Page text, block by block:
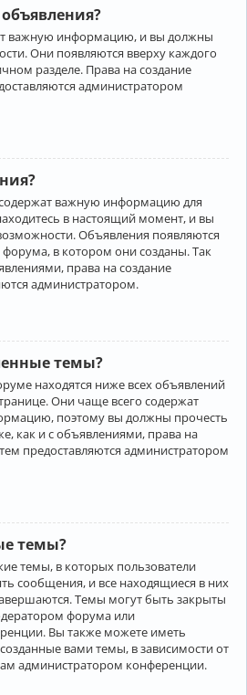
важную информацию, и вы должны
Они появляются вверху каждого
разделе. Права на создание
администратором
важную информацию для
в настоящий момент, и вы
Объявления появляются
в котором они созданы. Так
права на создание
администратором.
темы?
находятся ниже всех объявлений
Они чаще всего содержат
поэтому вы должны прочесть
как и с объявлениями, права на
предоставляются администратором
темы?
темы, в которых пользователи
сообщения, и все находящиеся в них
Темы могут быть закрыты
форума или
Вы также можете иметь
вами темы, в зависимости от
администратором конференции.